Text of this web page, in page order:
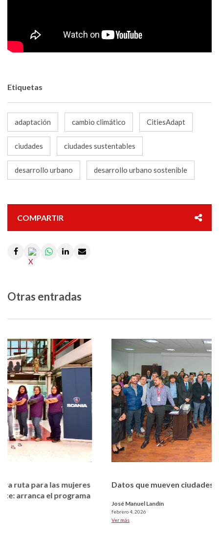
Etiquetas
adaptación cambio climático CitiesAdapt
ciudades ciudades sustentables
desarrollo urbano desarrollo urbano sostenible
COMPARTIR
Otras entradas
Datos que mueven ciudades